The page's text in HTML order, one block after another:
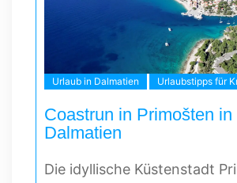
Urlaub in Dalmatien Urlaubstipps für
Coastrun in Primošten in
Dalmatien
Die idyllische Küstenstadt